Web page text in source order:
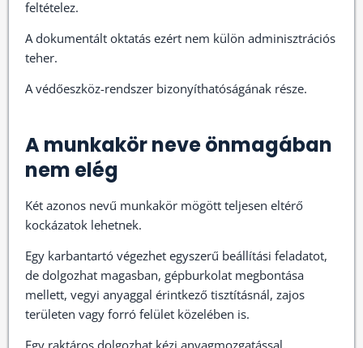
feltételez.
A dokumentált oktatás ezért nem külön adminisztrációs
teher.
A védőeszköz-rendszer bizonyíthatóságának része.
A munkakör neve önmagában
nem elég
Két azonos nevű munkakör mögött teljesen eltérő
kockázatok lehetnek.
Egy karbantartó végezhet egyszerű beállítási feladatot,
de dolgozhat magasban, gépburkolat megbontása
mellett, vegyi anyaggal érintkező tisztításnál, zajos
területen vagy forró felület közelében is.
Egy raktáros dolgozhat kézi anyagmozgatással,